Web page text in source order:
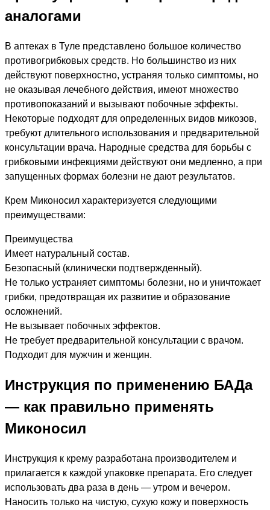
аналогами
В аптеках в Туле представлено большое количество
противогрибковых средств. Но большинство из них
действуют поверхностно, устраняя только симптомы, но
не оказывая лечебного действия, имеют множество
противопоказаний и вызывают побочные эффекты.
Некоторые подходят для определенных видов микозов,
требуют длительного использования и предварительной
консультации врача. Народные средства для борьбы с
грибковыми инфекциями действуют они медленно, а при
запущенных формах болезни не дают результатов.
Крем Миконосил характеризуется следующими
преимуществами:
Преимущества
Имеет натуральный состав.
Безопасный (клинически подтвержденный).
Не только устраняет симптомы болезни, но и уничтожает
грибки, предотвращая их развитие и образование
осложнений.
Не вызывает побочных эффектов.
Не требует предварительной консультации с врачом.
Подходит для мужчин и женщин.
Инструкция по применению БАДа
— как правильно применять
Миконосил
Инструкция к крему разработана производителем и
прилагается к каждой упаковке препарата. Его следует
использовать два раза в день — утром и вечером.
Наносить только на чистую, сухую кожу и поверхность